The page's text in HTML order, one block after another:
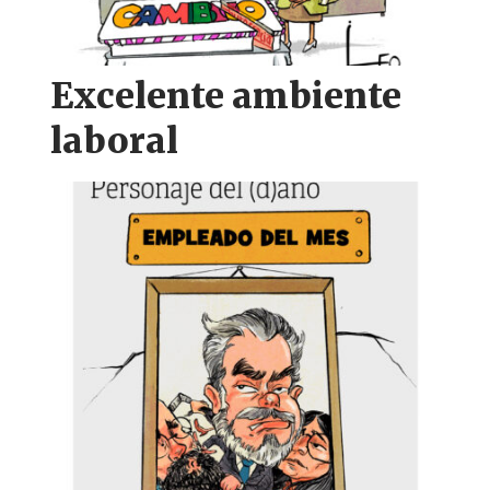
Excelente ambiente
laboral